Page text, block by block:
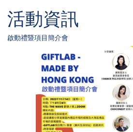
活動資訊
啟動禮暨項目簡介會